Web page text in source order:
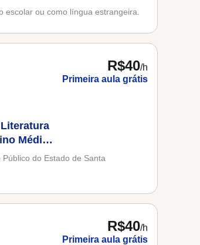
ou como língua estrangeira.
R$40/h
Primeira aula grátis
Médio)
do Estado de Santa
R$40/h
Primeira aula grátis